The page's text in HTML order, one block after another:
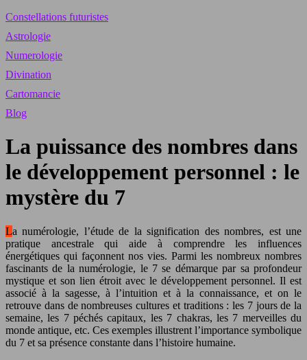
Constellations futuristes
Astrologie
Numerologie
Divination
Cartomancie
Blog
La puissance des nombres dans
le développement personnel : le
mystère du 7
La numérologie, l’étude de la signification des nombres, est une
pratique ancestrale qui aide à comprendre les influences
énergétiques qui façonnent nos vies. Parmi les nombreux nombres
fascinants de la numérologie, le 7 se démarque par sa profondeur
mystique et son lien étroit avec le développement personnel. Il est
associé à la sagesse, à l’intuition et à la connaissance, et on le
retrouve dans de nombreuses cultures et traditions : les 7 jours de la
semaine, les 7 péchés capitaux, les 7 chakras, les 7 merveilles du
monde antique, etc. Ces exemples illustrent l’importance symbolique
du 7 et sa présence constante dans l’histoire humaine.